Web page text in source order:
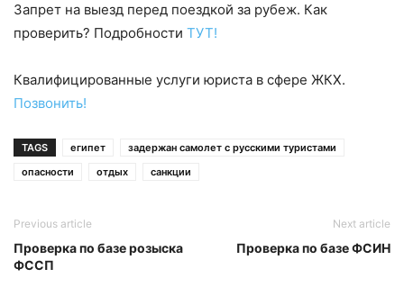
Запрет на выезд перед поездкой за рубеж. Как
проверить? Подробности ТУТ!
Квалифицированные услуги юриста в сфере ЖКХ.
Позвонить!
TAGS египет
задержан самолет с русскими туристами
опасности
отдых санкции
Previous article
Проверка по базе розыска
ФССП
Next article
Проверка по базе ФСИН